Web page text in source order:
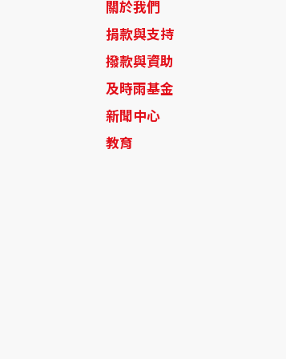
關於我們
捐款與支持
撥款與資助
及時雨基金
新聞中心
教育